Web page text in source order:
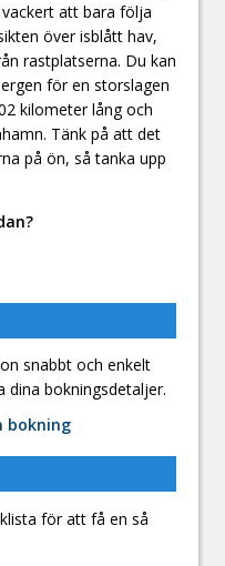
att bara följa
över isblått hav,
rastplatserna. Du kan
för en storslagen
kilometer lång och
Tänk på att det
på ön, så tanka upp
snabbt och enkelt
dina bokningsdetaljer.
bokning
för att få en så